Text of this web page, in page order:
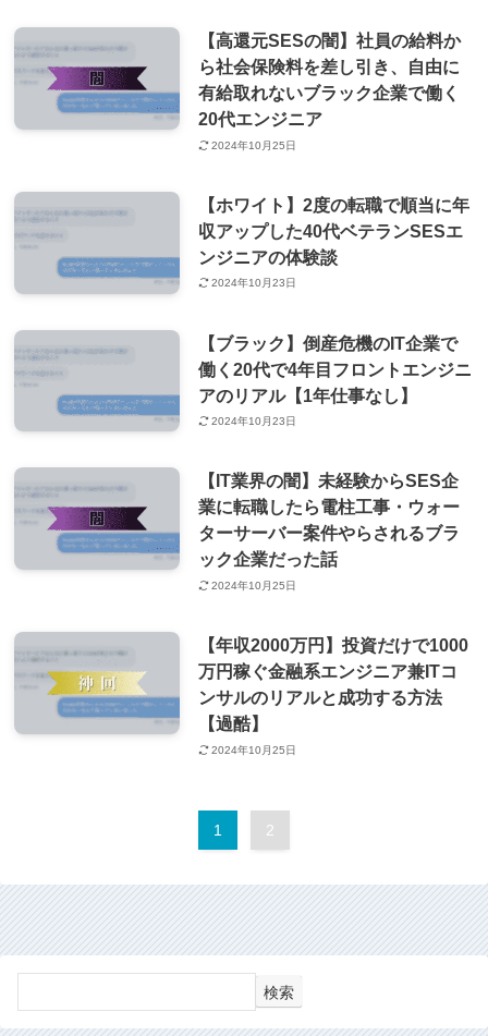
【高還元SESの闇】社員の給料か
ら社会保険料を差し引き、自由に
有給取れないブラック企業で働く
20代エンジニア
2024年10月25日
【ホワイト】2度の転職で順当に年
収アップした40代ベテランSESエ
ンジニアの体験談
2024年10月23日
【ブラック】倒産危機のIT企業で
働く20代で4年目フロントエンジニ
アのリアル【1年仕事なし】
2024年10月23日
【IT業界の闇】未経験からSES企
業に転職したら電柱工事・ウォー
ターサーバー案件やらされるブラ
ック企業だった話
2024年10月25日
【年収2000万円】投資だけで1000
万円稼ぐ金融系エンジニア兼ITコ
ンサルのリアルと成功する方法
【過酷】
2024年10月25日
1 2
検索